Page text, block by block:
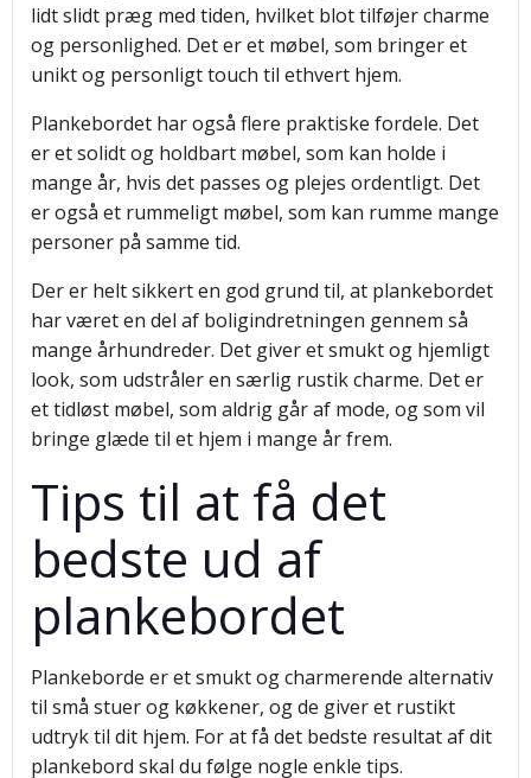
lidt slidt præg med tiden, hvilket blot tilføjer charme
og personlighed. Det er et møbel, som bringer et
unikt og personligt touch til ethvert hjem.
Plankebordet har også flere praktiske fordele. Det
er et solidt og holdbart møbel, som kan holde i
mange år, hvis det passes og plejes ordentligt. Det
er også et rummeligt møbel, som kan rumme mange
personer på samme tid.
Der er helt sikkert en god grund til, at plankebordet
har været en del af boligindretningen gennem så
mange århundreder. Det giver et smukt og hjemligt
look, som udstråler en særlig rustik charme. Det er
et tidløst møbel, som aldrig går af mode, og som vil
bringe glæde til et hjem i mange år frem.
Tips til at få det
bedste ud af
plankebordet
Plankeborde er et smukt og charmerende alternativ
til små stuer og køkkener, og de giver et rustikt
udtryk til dit hjem. For at få det bedste resultat af dit
plankebord skal du følge nogle enkle tips.